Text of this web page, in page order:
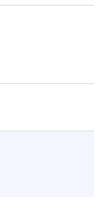
お申込みください
てからご渡航く